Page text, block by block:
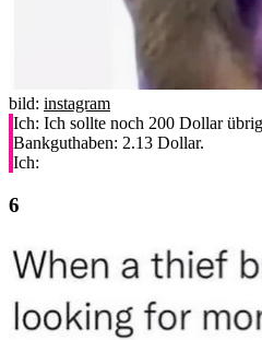
bild: instagram
Ich: Ich sollte noch 200 Dollar
Bankguthaben: 2.13 Dollar.
Ich:​